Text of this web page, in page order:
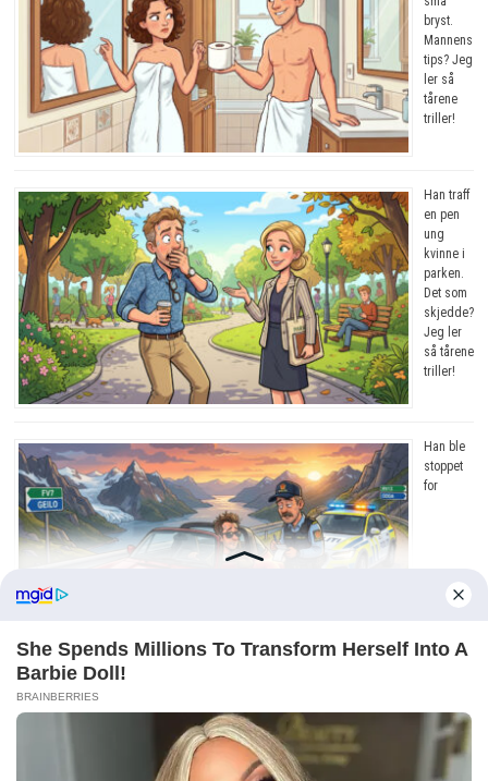
bryst.
Mannens
tips? Jeg
ler så
tårene
triller!
Han traff
en pen
ung
kvinne i
parken.
Det som
skjedde?
Jeg ler
så tårene
triller!
Han ble
stoppet
for
råkjøring. Grunnen? Jeg ler så tårene triller!